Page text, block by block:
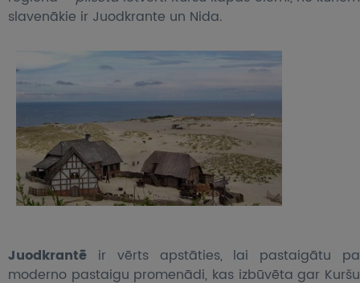
slavenākie ir Juodkrante un Nida.
Juodkrantē ir vērts apstāties, lai pastaigātu pa
moderno pastaigu promenādi, kas izbūvēta gar Kuršu